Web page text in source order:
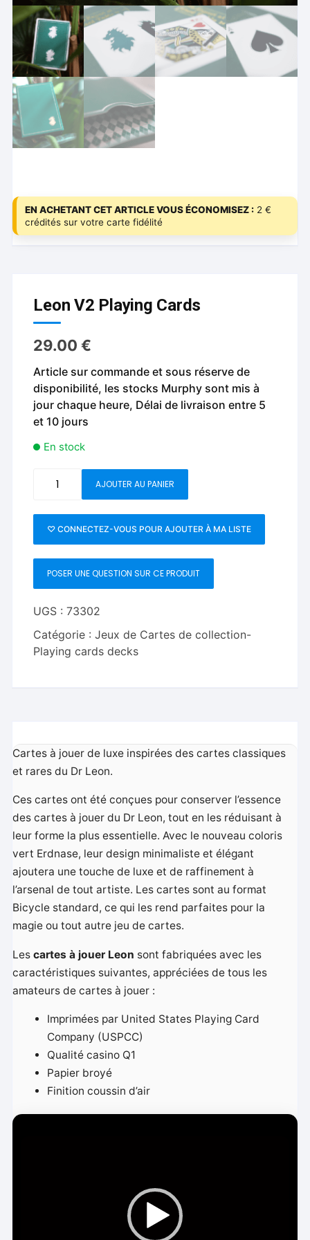
EN ACHETANT CET ARTICLE VOUS ÉCONOMISEZ : 2 €
crédités sur votre carte fidélité
Leon V2 Playing Cards
29.00€
Article sur commande et sous réserve de
disponibilité, les stocks Murphy sont mis à
jour chaque heure, Délai de livraison entre 5
et 10 jours
En stock
Playing
Cards
AJOUTER AU PANIER
♡ CONNECTEZ-VOUS POUR AJOUTER À MA LISTE
POSER UNE QUESTION SUR CE PRODUIT
UGS :73302
Catégorie :Jeux de Cartes de collection-
Playing cards decks
Cartes à jouer de luxe inspirées des cartes classiques
et rares du Dr Leon.
Ces cartes ont été conçues pour conserver l’essence
des cartes à jouer du Dr Leon, tout en les réduisant à
leur forme la plus essentielle. Avec le nouveau coloris
vert Erdnase, leur design minimaliste et élégant
ajoutera une touche de luxe et de raffinement à
l’arsenal de tout artiste. Les cartes sont au format
Bicycle standard, ce qui les rend parfaites pour la
magie ou tout autre jeu de cartes.
Lescartes à jouer Leon sont fabriquées avec les
caractéristiques suivantes, appréciées de tous les
amateurs de cartes à jouer :
Imprimées par United States Playing Card
Company (USPCC)
Qualité casino Q1
Papier broyé
Finition coussin d’air